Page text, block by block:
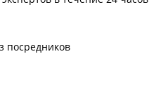
посредников